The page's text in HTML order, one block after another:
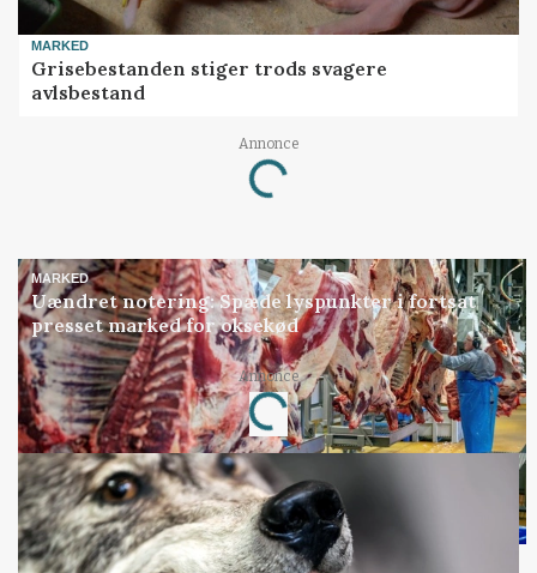
MARKED
Grisebestanden stiger trods svagere
avlsbestand
Annonce
Loading...
MARKED
Uændret notering: Spæde lyspunkter i fortsat
presset marked for oksekød
Annonce
Loading...